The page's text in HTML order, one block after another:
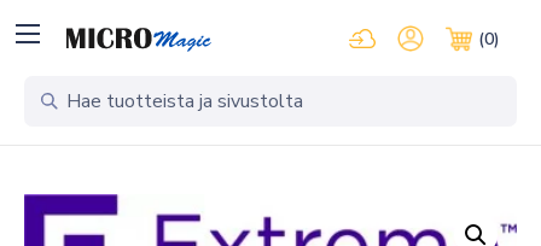
KirjauduOma tili
(0)